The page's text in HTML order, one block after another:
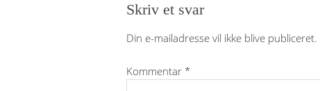
Skriv et svar
Din e-mailadresse vil ikke blive publiceret.
Kommentar *